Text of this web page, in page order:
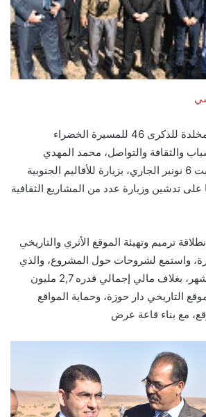
في إطار الاحتفالات المخلدة للذكرى 46 للمسيرة الخضراء
والثقافة والتواصل، محمد المهدي
بنسعيد، يوم أمس السبت 6 نونبر الجاري، بزيارة للأقاليم الجنوبية
تدشين وزيارة عدد من المشاريع الثقافية
ترميم وتهيئة الموقع الأثري والتاريخي
واستمع لشروحات حول المشروع، والذي
سينجز في ظرف 10 أشهر، بغلاف مالي إجمالي قدره 2,7 مليون
التاريخي دار حوزة، وحماية المواقع
مع بناء قاعة عرض